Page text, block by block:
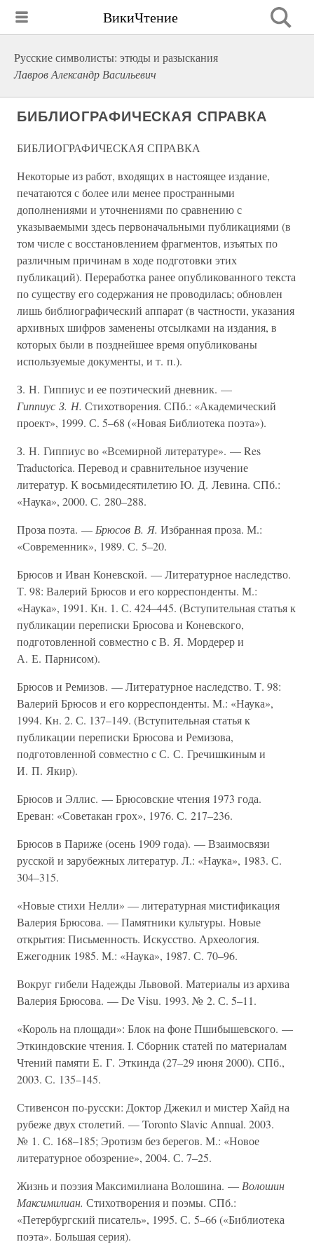
ВикиЧтение
Русские символисты: этюды и разыскания
Лавров Александр Васильевич
БИБЛИОГРАФИЧЕСКАЯ СПРАВКА
БИБЛИОГРАФИЧЕСКАЯ СПРАВКА
Некоторые из работ, входящих в настоящее издание,
печатаются с более или менее пространными
дополнениями и уточнениями по сравнению с
указываемыми здесь первоначальными публикациями (в
том числе с восстановлением фрагментов, изъятых по
различным причинам в ходе подготовки этих
публикаций). Переработка ранее опубликованного текста
по существу его содержания не проводилась; обновлен
лишь библиографический аппарат (в частности, указания
архивных шифров заменены отсылками на издания, в
которых были в позднейшее время опубликованы
используемые документы, и т. п.).
З. Н. Гиппиус и ее поэтический дневник. —
Гиппиус З. Н. Стихотворения. СПб.: «Академический
проект», 1999. С. 5–68 («Новая Библиотека поэта»).
З. Н. Гиппиус во «Всемирной литературе». — Res
Traductorica. Перевод и сравнительное изучение
литератур. К восьмидесятилетию Ю. Д. Левина. СПб.:
«Наука», 2000. С. 280–288.
Проза поэта. — Брюсов В. Я. Избранная проза. М.:
«Современник», 1989. С. 5–20.
Брюсов и Иван Коневской. — Литературное наследство.
Т. 98: Валерий Брюсов и его корреспонденты. М.:
«Наука», 1991. Кн. 1. С. 424–445. (Вступительная статья к
публикации переписки Брюсова и Коневского,
подготовленной совместно с В. Я. Мордерер и
А. Е. Парнисом).
Брюсов и Ремизов. — Литературное наследство. Т. 98:
Валерий Брюсов и его корреспонденты. М.: «Наука»,
1994. Кн. 2. С. 137–149. (Вступительная статья к
публикации переписки Брюсова и Ремизова,
подготовленной совместно с С. С. Гречишкиным и
И. П. Якир).
Брюсов и Эллис. — Брюсовские чтения 1973 года.
Ереван: «Советакан грох», 1976. С. 217–236.
Брюсов в Париже (осень 1909 года). — Взаимосвязи
русской и зарубежных литератур. Л.: «Наука», 1983. С.
304–315.
«Новые стихи Нелли» — литературная мистификация
Валерия Брюсова. — Памятники культуры. Новые
открытия: Письменность. Искусство. Археология.
Ежегодник 1985. М.: «Наука», 1987. С. 70–96.
Вокруг гибели Надежды Львовой. Материалы из архива
Валерия Брюсова. — De Visu. 1993. № 2. С. 5–11.
«Король на площади»: Блок на фоне Пшибышевского. —
Эткиндовские чтения. I. Сборник статей по материалам
Чтений памяти Е. Г. Эткинда (27–29 июня 2000). СПб.,
2003. С. 135–145.
Стивенсон по-русски: Доктор Джекил и мистер Хайд на
рубеже двух столетий. — Toronto Slavic Annual. 2003.
№ 1. С. 168–185; Эротизм без берегов. М.: «Новое
литературное обозрение», 2004. С. 7–25.
Жизнь и поэзия Максимилиана Волошина. — Волошин
Максимилиан. Стихотворения и поэмы. СПб.:
«Петербургский писатель», 1995. С. 5–66 («Библиотека
поэта». Большая серия).